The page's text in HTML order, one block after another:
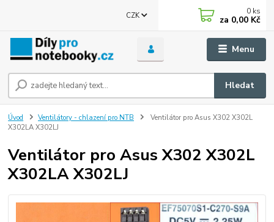
Menu
CZK
Hledat
0 ks
za 0,00 Kč
Úvod Ventilátory - chlazení pro NTB
Ventilátor pro Asus X302 X302L
X302LA X302LJ
Ventilátor pro Asus X302 X302L
X302LA X302LJ